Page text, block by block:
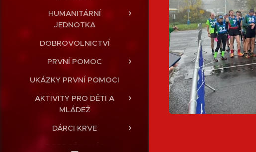
HUMANITÁRNÍ
JEDNOTKA
DOBROVOLNICTVÍ
PRVNÍ POMOC
UKÁZKY PRVNÍ POMOCI
AKTIVITY PRO DĚTI A
MLÁDEŽ
DÁRCI KRVE
PODPOŘILI NÁS